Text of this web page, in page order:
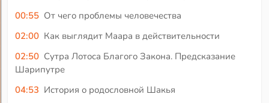
00:55 От чего проблемы человечества
02:00 Как выглядит Маара в действительности
02:50 Сутра Лотоса Благого Закона. Предсказание
Шарипутре
04:53 История о родословной Шакья